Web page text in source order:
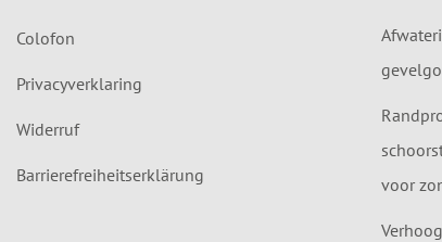
Colofon
Privacyverklaring
Widerruf
Barrierefreiheitserklärung
voor